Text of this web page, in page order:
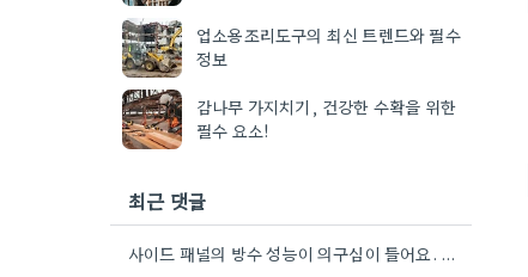
업소용조리도구의 최신 트렌드와 필수
정보
감나무 가지치기, 건강한 수확을 위한
필수 요소!
최근 댓글
사이드 패널의 방수 성능이 의구심이 들어요. 관련 자료를 찾아봐야겠네요.